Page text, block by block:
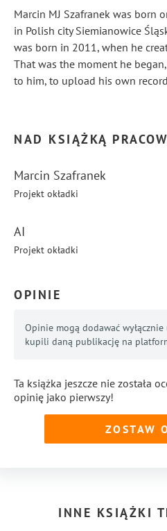
Marcin MJ Szafranek was born
in Polish city Siemianowice
was born in 2011, when he
That was the moment he
to him, to upload his own
pays tribute to the man who, in
his earthly existence (life).
NAD KSIĄŻKĄ
Marcin Szafranek
Projekt okładki
AI
Projekt okładki
OPINIE
Opinie mogą dodawać
kupili daną publikację na
Ta książka jeszcze nie została
opinię jako pierwszy!
ZOSTAW
INNE KSIĄŻKI